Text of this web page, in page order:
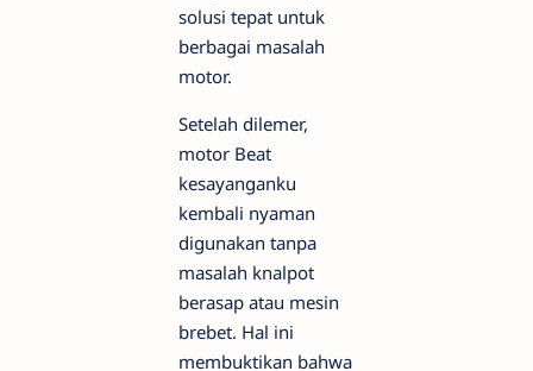
solusi tepat untuk
berbagai masalah
motor.
Setelah dilemer,
motor Beat
kesayanganku
kembali nyaman
digunakan tanpa
masalah knalpot
berasap atau mesin
brebet. Hal ini
membuktikan bahwa